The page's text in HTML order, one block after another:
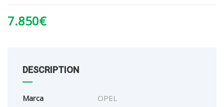
7.850€
DESCRIPTION
Marca
OPEL